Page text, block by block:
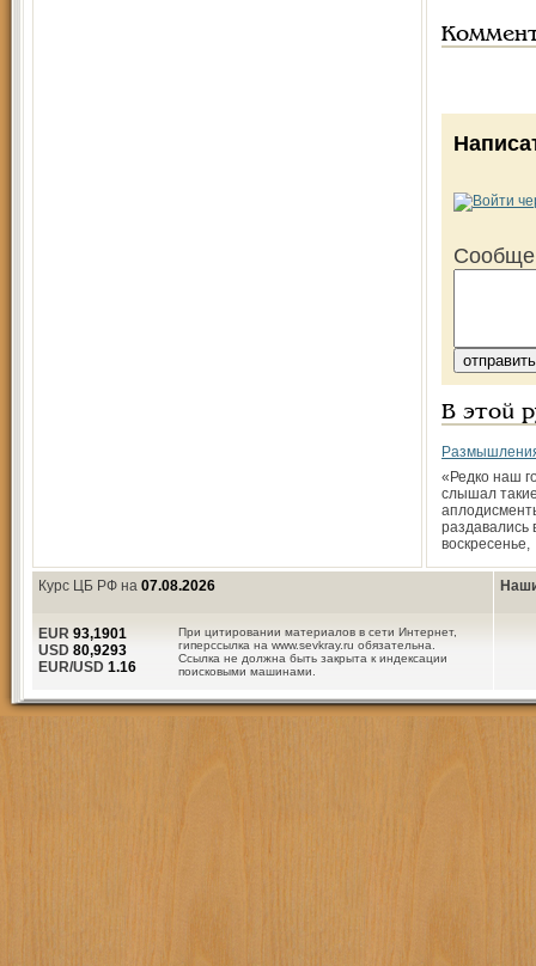
В этой
«Редко наш
слышал
раздавались
воскресенье,
Курс ЦБ РФ на 07.08.2026
При цитировании материалов в сети Интернет,
гиперссылка на www.sevkray.ru обязательна.
Ссылка не должна быть закрыта к индексации
поисковыми машинами.
EUR 93,1901
USD 80,9293
EUR/USD 1.16